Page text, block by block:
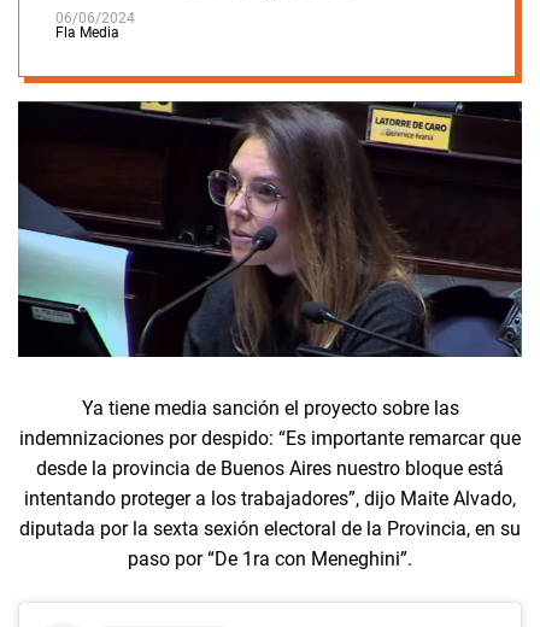
06/06/2024
Fla Media
Ya tiene media sanción el proyecto sobre las
indemnizaciones por despido: “Es importante remarcar que
desde la provincia de Buenos Aires nuestro bloque está
intentando proteger a los trabajadores”, dijo Maite Alvado,
diputada por la sexta sexión electoral de la Provincia, en su
paso por “De 1ra con Meneghini”.